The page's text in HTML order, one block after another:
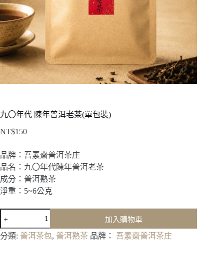
九〇年代 陳年普洱老茶(單包裝)
NT$150
品牌：吾素齋普洱茶庄
品名：九〇年代陳年普洱老茶
成分：普洱熟茶
淨重：5~6公克
年
加入購物車
分類: 普洱茶包, 普洱熟茶 品牌： 吾素齋普洱茶庄